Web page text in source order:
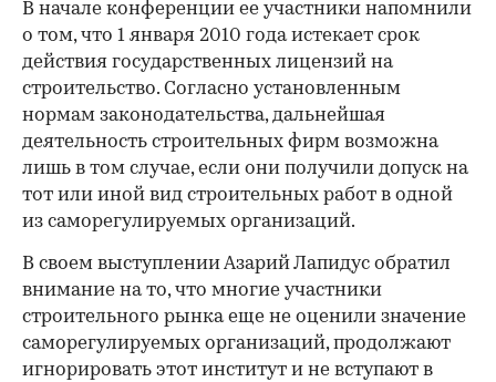
В начале конференции ее участники напомнили
о том, что 1 января 2010 года истекает срок
действия государственных лицензий на
строительство. Согласно установленным
нормам законодательства, дальнейшая
деятельность строительных фирм возможна
лишь в том случае, если они получили допуск на
тот или иной вид строительных работ в одной
из саморегулируемых организаций.
В своем выступлении Азарий Лапидус обратил
внимание на то, что многие участники
строительного рынка еще не оценили значение
саморегулируемых организаций, продолжают
игнорировать этот институт и не вступают в